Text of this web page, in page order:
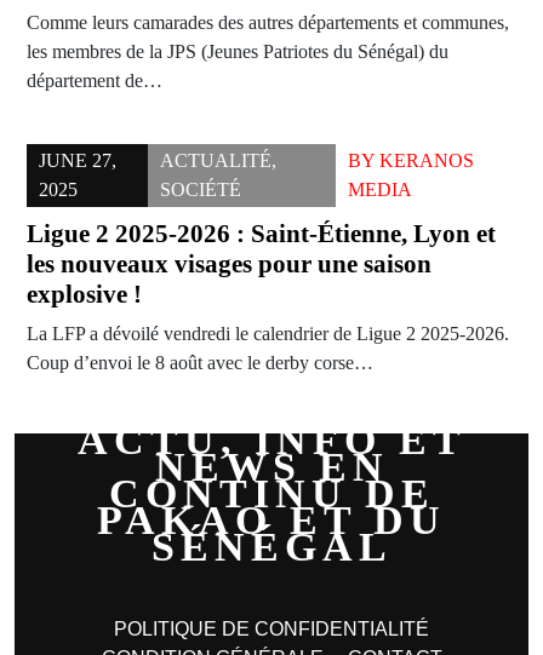
Comme leurs camarades des autres départements et communes,
les membres de la JPS (Jeunes Patriotes du Sénégal) du
département de…
JUNE 27,
2025
ACTUALITÉ,
SOCIÉTÉ
BY KERANOS
MEDIA
Ligue 2 2025-2026 : Saint-Étienne, Lyon et
les nouveaux visages pour une saison
explosive !
La LFP a dévoilé vendredi le calendrier de Ligue 2 2025-2026.
Coup d’envoi le 8 août avec le derby corse…
ACTU, INFO ET
NEWS EN
CONTINU DE
PAKAO ET DU
SÉNÉGAL
POLITIQUE DE CONFIDENTIALITÉ